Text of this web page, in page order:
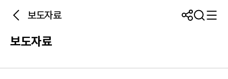
보도자료
보도자료